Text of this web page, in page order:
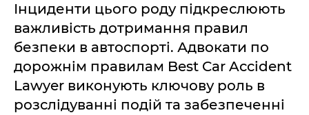
Інциденти цього роду підкреслюють
важливість дотримання правил
безпеки в автоспорті. Адвокати по
дорожнім правилам Best Car Accident
Lawyer виконують ключову роль в
розслідуванні подій та забезпеченні